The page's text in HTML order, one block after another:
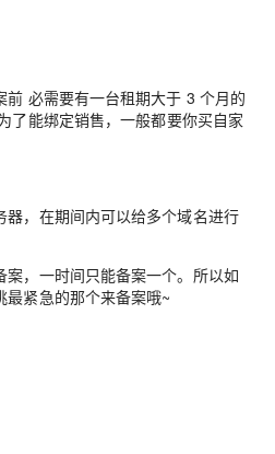
前 必需要有一台租期大于 3 个月的
了能绑定销售，一般都要你买自家
器，在期间内可以给多个域名进行
，一时间只能备案一个。所以如
紧急的那个来备案哦~